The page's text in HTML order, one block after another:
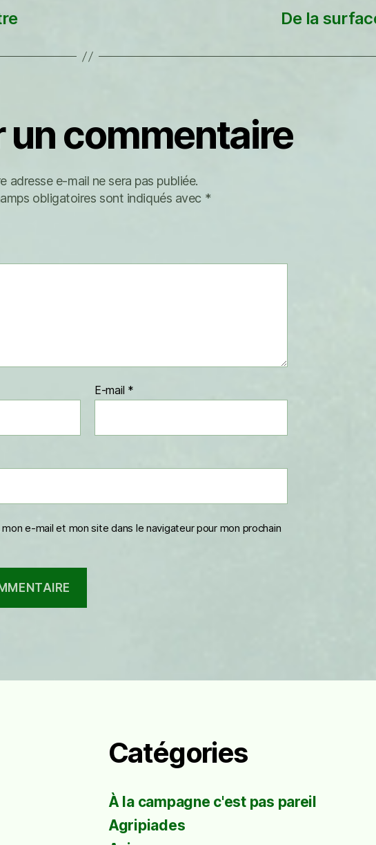
De la
un commentaire
adresse e-mail ne sera pas publiée.
obligatoires sont indiqués avec *
E-mail *
e-mail et mon site dans le navigateur pour mon prochain
Catégories
À la campagne c'est pas pareil
Agripiades